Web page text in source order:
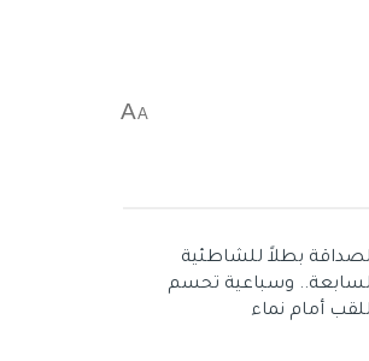
A
A
بطلاً للشاطئية
وسباعية تحسم
أمام نماء